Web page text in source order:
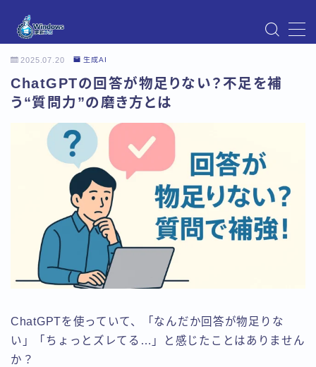
Instagram
Windows Updateの不具合・エラー対処法まとめ
【Windows11対応】
アクセス
お問い合わせ
デモプリセット記事 Part07
トップページ
プライバシーポリシー
プロフィール
メニュー
利用規約／特定商取引法に基づく表記
有料記事の決済完了ページ
運営者情報
2025.07.20 生成AI
ChatGPTの回答が物足りない？不足を補
う“質問力”の磨き方とは
ChatGPTを使っていて、「なんだか回答が物足りな
い」「ちょっとズレてる…」と感じたことはありません
か？